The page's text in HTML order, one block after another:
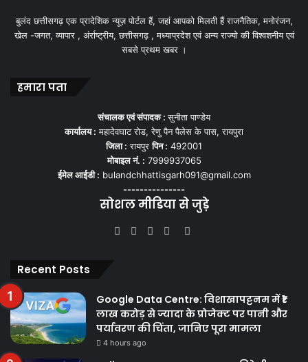
बुलंद छत्तीसगढ़ एक प्रादेशिक न्यूज़ पोर्टल हैं, जहां आपको मिलती हैं राजनैतिक, मनोरंजन,
खेल -जगत, व्यापार , अंर्राष्ट्रीय, छत्तीसगढ़ , मध्याप्रदेश एवं अन्य राज्यो की विश्वशनीय एवं
सबसे प्रथम खबर ।
हमारा पता
संचालक एवं संपादक :सुनीता पाण्डेय
कार्यालय : महादेवघाट रोड, रेणु पैन पैलेस के पास, रायपुरा
जिला : रायपुरपिन : 492001
मोबाइल नं. : 7999937065
ईमेल आईडी : bulandchhattisgarh091@gmail.com
---------------
सोशल मीडिया से जुड़े
Facebook
TwitterYouTubeInstagram
Recent Posts
Google Data Centre: विशाखापट्टनम में ₹1
लाख करोड़ से ज्यादा के प्रोजेक्ट पर पानी और
पर्यावरण की चिंता, जानिए पूरा मामला
4 hours ago